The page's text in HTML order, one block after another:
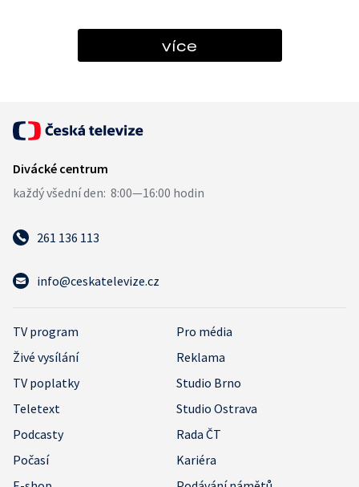
více
261 136 113
info@ceskatelevize.cz
TV program
Pro média
Živé vysílání
Reklama
TV poplatky
Studio Brno
Teletext
Studio Ostrava
Podcasty
Rada ČT
Počasí
Kariéra